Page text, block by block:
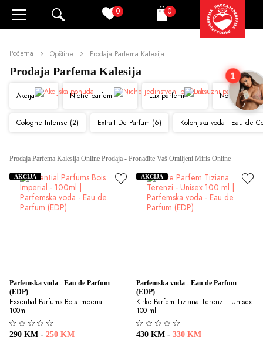
0 Korpa
0
Početna Opštine Prodaja Parfema Kalesija
Prodaja Parfema Kalesija
Akcija Niche parfemi Lux parfemi Novo
Cologne Intense (2) Extrait De Parfum (6) Kolonjska voda - Eau de
Prodaja Parfema Kalesija Online Prodaja - Pronađite Vaš Omiljeni Miris Online
Parfemska voda - Eau de Parfum
(EDP)
Essential Parfums Bois Imperial -
100ml
290 KM - 250 KM
AKCIJA
Parfemska voda - Eau de Parfum
(EDP)
Kirke Parfem Tiziana Terenzi - Unisex
100 ml
430 KM - 330 KM
AKCIJA
1